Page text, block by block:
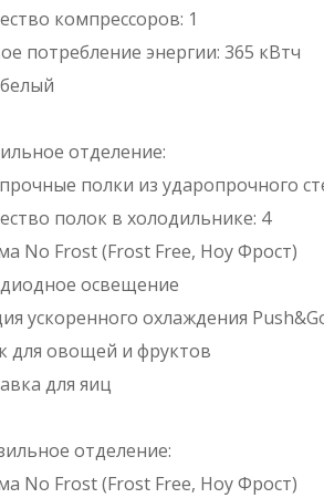
компрессоров: 1
потребление энергии: 365 кВтч
отделение:
полки из ударопрочного
полок в холодильнике: 4
No Frost (Frost Free, Ноу Фрост)
освещение
ускоренного охлаждения
для овощей и фруктов
для яиц
отделение:
No Frost (Frost Free, Ноу Фрост)